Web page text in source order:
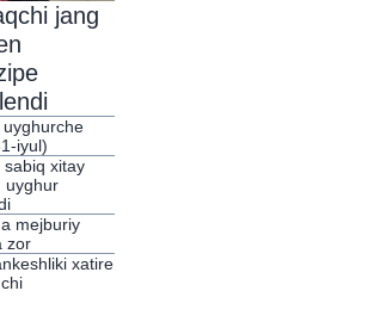
jang
iyul)
xitay
uyghur
mejburiy
zor
xatire